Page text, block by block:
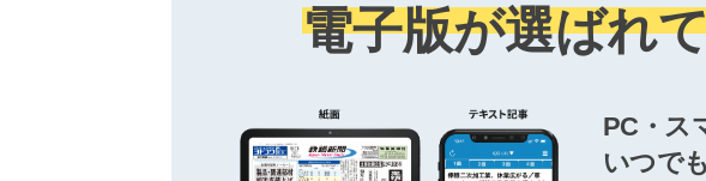
電子版が選ばれ
PC・ス
いつで